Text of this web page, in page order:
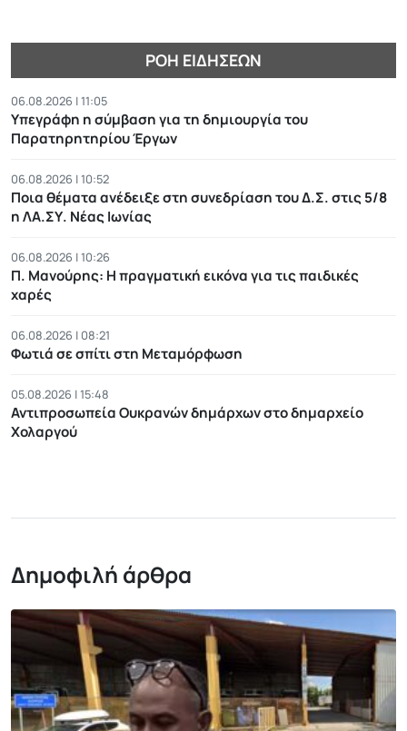
ΡΟΉ ΕΙΔΉΣΕΩΝ
06.08.2026 | 11:05
Υπεγράφη η σύμβαση για τη δημιουργία του
Παρατηρητηρίου Έργων
06.08.2026 | 10:52
Ποια θέματα ανέδειξε στη συνεδρίαση του Δ.Σ. στις 5/8
η ΛΑ.ΣΥ. Νέας Ιωνίας
06.08.2026 | 10:26
Π. Μανούρης: H πραγματική εικόνα για τις παιδικές
χαρές
06.08.2026 | 08:21
Φωτιά σε σπίτι στη Μεταμόρφωση
05.08.2026 | 15:48
Αντιπροσωπεία Ουκρανών δημάρχων στο δημαρχείο
Χολαργού
Δημοφιλή άρθρα